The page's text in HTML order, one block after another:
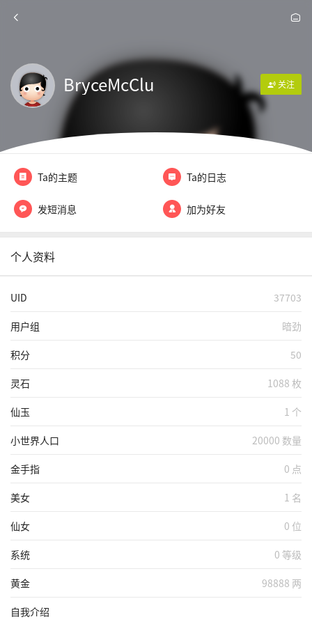
BryceMcClu 关注
Ta的主题 Ta的日志
发短消息 加为好友
个人资料
UID 37703
用户组 暗劲
50
积分
1088 枚
灵石
1 个
仙玉
20000 数量
小世界人口
0 点
金手指
1 名
美女
0 位
仙女
0 等级
系统
98888 两
黄金
自我介绍